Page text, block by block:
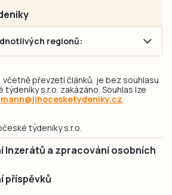
regionů:
včetně převzetí článků, je bez souhlasu
s.r.o. zakázáno. Souhlas lze
.
týdeníky s.r.o.
Inzerátů a zpracování osobních
příspěvků